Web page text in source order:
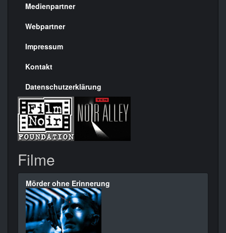
Menülinks
rechte
Seite
Medienpartner
Webpartner
Impressum
Kontakt
Datenschutzerklärung
Filme
Mörder ohne Erinnerung